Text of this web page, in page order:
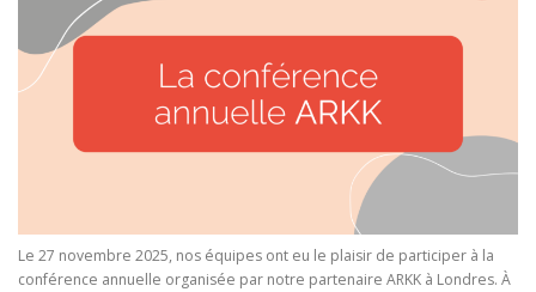
Le 27 novembre 2025, nos équipes ont eu le plaisir de participer à la
conférence annuelle organisée par notre partenaire ARKK à Londres. À